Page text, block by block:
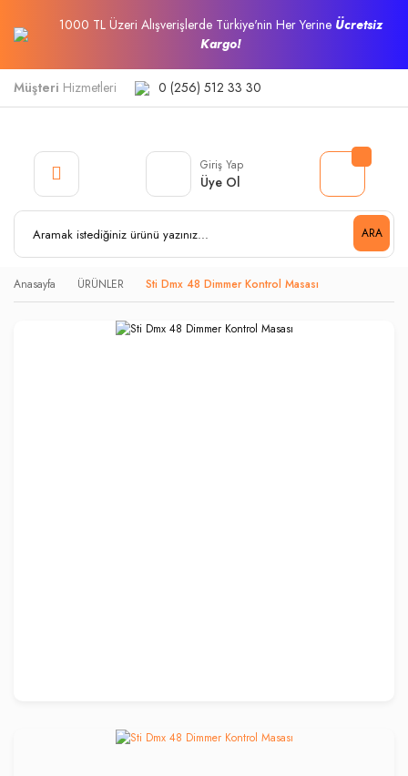
1000 TL Üzeri Alışverişlerde Türkiye'nin Her Yerine Ücretsiz
Kargo!
Müşteri Hizmetleri 0 (256) 512 33 30
ARA
Giriş Yap
Üye Ol
Anasayfa ÜRÜNLER Sti Dmx 48 Dimmer Kontrol Masası